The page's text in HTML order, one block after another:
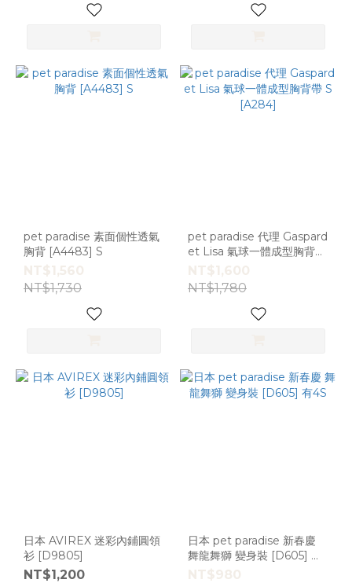
pet paradise 素面個性透氣
胸背 [A4483] S
NT$1,560
NT$1,730
pet paradise 代理 Gaspard
et Lisa 氣球一體成型胸背帶
S [A284]
NT$1,600
NT$1,780
日本 AVIREX 迷彩內鋪圓領
衫 [D9805]
NT$1,200
日本 pet paradise 新春慶
舞龍舞獅 變身裝 [D605] 有
4S
NT$980